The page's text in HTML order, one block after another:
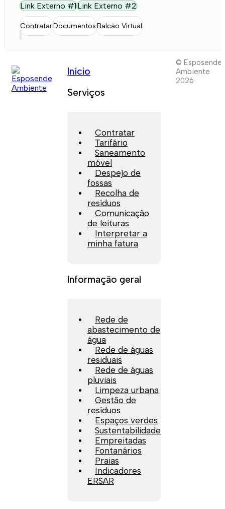
Link Externo #1Link Externo #2
ContratarDocumentosBalcão Virtual
Início
Serviços
Contratar
Tarifário
Saneamento
móvel
Despejo de
fossas
Recolha de
resíduos
Comunicação
de leituras
Interpretar a
minha fatura
Informação geral
Rede de
abastecimento de
água
Rede de águas
residuais
Rede de águas
pluviais
Limpeza urbana
Gestão de
resíduos
Espaços verdes
Sustentabilidade
Empreitadas
Fontanários
Praias
Indicadores
ERSAR
© Esposende
Ambiente
2026